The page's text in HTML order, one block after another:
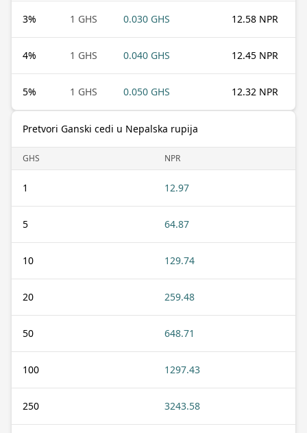
3% 1 GHS 0.030 GHS 12.58 NPR
4% 1 GHS 0.040 GHS 12.45 NPR
5% 1 GHS 0.050 GHS 12.32 NPR
Pretvori Ganski cedi u Nepalska rupija
GHS NPR
1 12.97
5 64.87
10 129.74
20 259.48
50 648.71
100 1297.43
250 3243.58